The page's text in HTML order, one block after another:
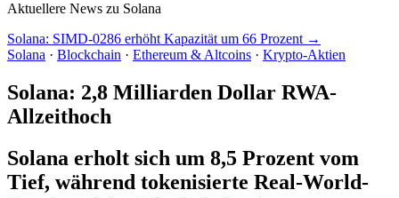
Aktuellere News zu Solana
Solana: SIMD-0286 erhöht Kapazität um 66 Prozent →
Solana · Blockchain · Ethereum & Altcoins · Krypto-Aktien
Solana: 2,8 Milliarden Dollar RWA-
Allzeithoch
Solana erholt sich um 8,5 Prozent vom
Tief, während tokenisierte Real-World-